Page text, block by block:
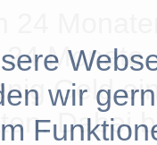
24
Geld
Dabei
wir